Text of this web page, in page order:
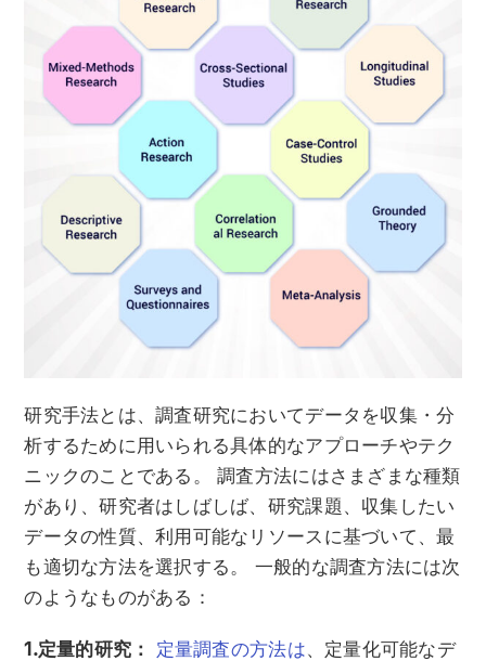
研究手法とは、調査研究においてデータを収集・分
析するために用いられる具体的なアプローチやテク
ニックのことである。 調査方法にはさまざまな種類
があり、研究者はしばしば、研究課題、収集したい
データの性質、利用可能なリソースに基づいて、最
も適切な方法を選択する。 一般的な調査方法には次
のようなものがある：
1.定量的研究： 定量調査の方法は、定量化可能なデ